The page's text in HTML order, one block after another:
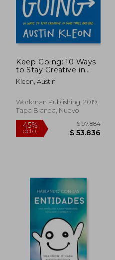
Keep Going: 10 Ways
to Stay Creative in
Good Times and bad
(en Inglés)
Kleon, Austin
Workman Publishing, 2019,
Tapa Blanda, Nuevo